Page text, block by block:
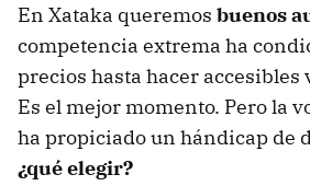
En Xataka queremos buenos
competencia extrema ha
precios hasta hacer accesibles
Es el mejor momento. Pero la
ha propiciado un hándicap de
¿qué elegir?